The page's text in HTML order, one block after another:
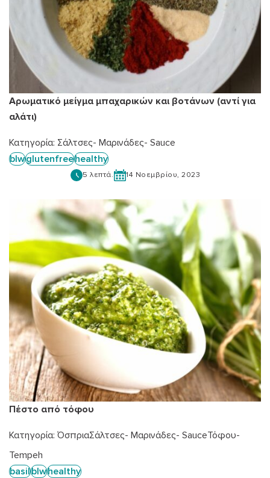
Αρωματικό μείγμα μπαχαρικών και βοτάνων (αντί για
αλάτι)
Κατηγορία: Σάλτσες- Μαρινάδες- Sauce
blwglutenfreehealthy
5 λεπτά. 14 Νοεμβρίου, 2023
Πέστο από τόφου
Κατηγορία: ΌσπριαΣάλτσες- Μαρινάδες- SauceΤόφου-
Tempeh
basilblwhealthy